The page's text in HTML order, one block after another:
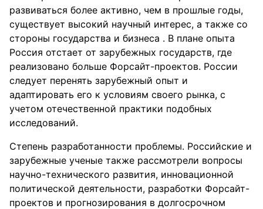
развиваться более активно, чем в прошлые годы,
существует высокий научный интерес, а также со
стороны государства и бизнеса . В плане опыта
Россия отстает от зарубежных государств, где
реализовано больше Форсайт-проектов. России
следует перенять зарубежный опыт и
адаптировать его к условиям своего рынка, с
учетом отечественной практики подобных
исследований.
Степень разработанности проблемы. Российские и
зарубежные ученые также рассмотрели вопросы
научно-технического развития, инновационной
политической деятельности, разработки Форсайт-
проектов и прогнозирования в долгосрочном